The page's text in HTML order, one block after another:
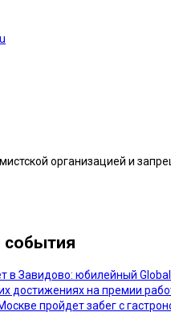
организацией и
события
в Завидово: юбилейный
достижениях на премии
пройдет забег с